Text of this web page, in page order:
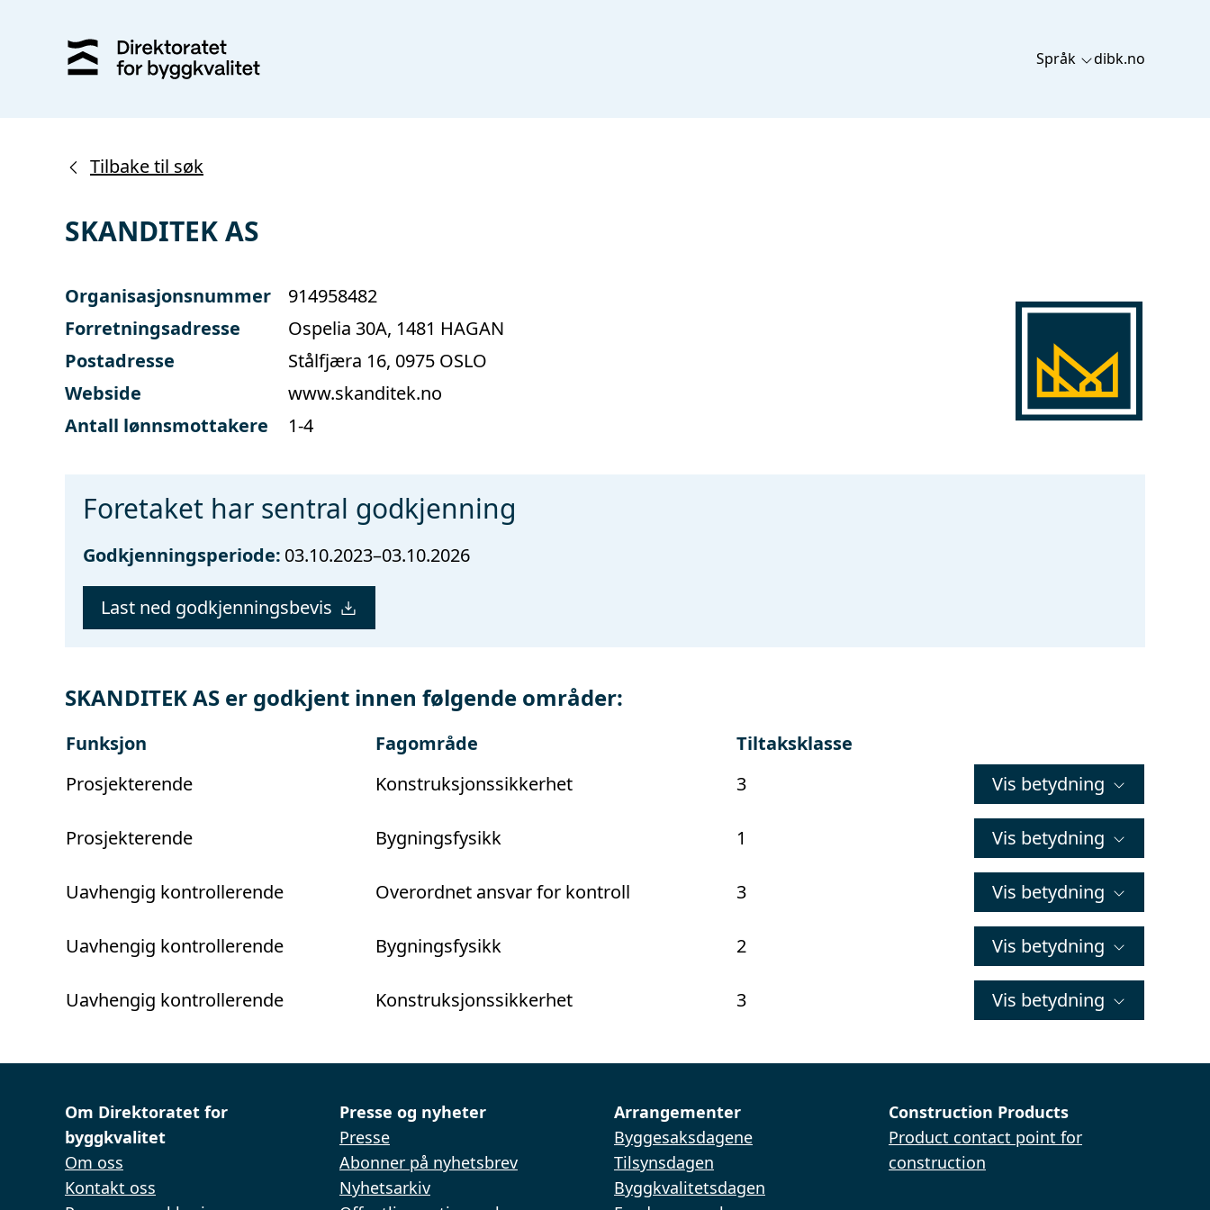
Språk dibk.no
Tilbake til søk
SKANDITEK AS
Organisasjonsnummer
914958482
Forretningsadresse
Ospelia 30A, 1481 HAGAN
Postadresse
Stålfjæra 16, 0975 OSLO
Webside
www.skanditek.no
Antall lønnsmottakere
1-4
Foretaket har sentral godkjenning
Godkjenningsperiode: 03.10.2023–03.10.2026
Last ned godkjenningsbevis
SKANDITEK AS er godkjent innen følgende områder:
Funksjon Fagområde
Tiltaksklasse
Prosjekterende
Konstruksjonssikkerhet 3 Vis betydning
Prosjekterende Bygningsfysikk 1 Vis betydning
Uavhengig kontrollerende Overordnet ansvar for kontroll 3 Vis betydning
Uavhengig kontrollerende Bygningsfysikk 2 Vis betydning
Uavhengig kontrollerende Konstruksjonssikkerhet 3 Vis betydning
Om Direktoratet for
byggkvalitet
Om oss
Kontakt oss
Presse og nyheter
Presse
Abonner på nyhetsbrev
Nyhetsarkiv
Arrangementer
Byggesaksdagene
Tilsynsdagen
Byggkvalitetsdagen
Construction Products
Product contact point for
construction